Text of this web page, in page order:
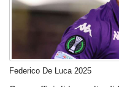
Federico De Luca 2025